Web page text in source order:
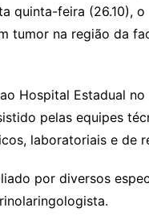
quinta-feira (26.10), o
tumor na região da
Hospital Estadual
pelas equipes
laboratoriais e de
por diversos